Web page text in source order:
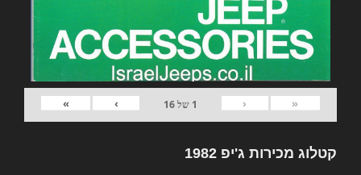
«
‹
1 של16
›
»
קטלוג מכירות ג'יפ 1982